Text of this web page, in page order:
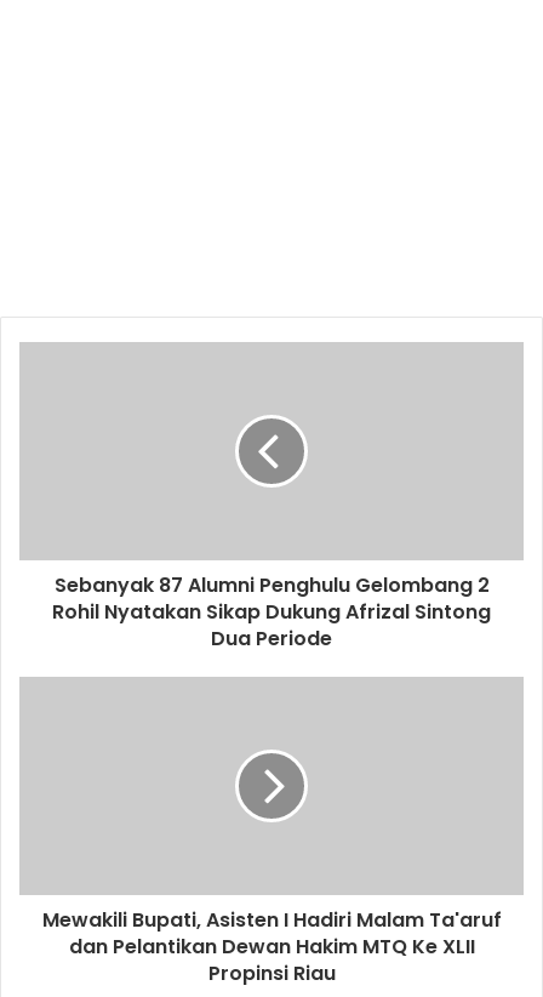
Sebanyak 87 Alumni Penghulu Gelombang 2
Rohil Nyatakan Sikap Dukung Afrizal Sintong
Dua Periode
Mewakili Bupati, Asisten I Hadiri Malam Ta'aruf
dan Pelantikan Dewan Hakim MTQ Ke XLII
Propinsi Riau